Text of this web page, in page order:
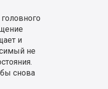
и
не
снова